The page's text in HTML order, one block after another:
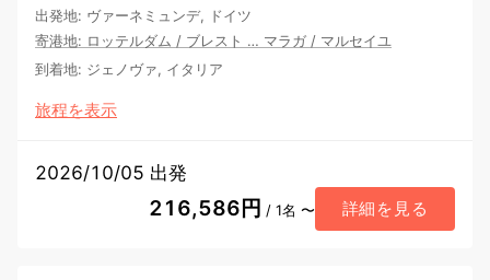
出発地: ヴァーネミュンデ, ドイツ
寄港地: ロッテルダム / ブレスト … マラガ / マルセイユ
到着地: ジェノヴァ, イタリア
旅程を表示
2026/10/05 出発
216,586円 / 1名 〜 詳細を見る